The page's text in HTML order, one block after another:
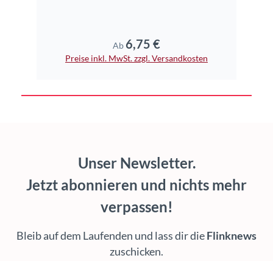
Regulärer Preis:
Ab 6,75 €
Preise inkl. MwSt. zzgl. Versandkosten
Unser Newsletter.
Jetzt abonnieren und nichts mehr
verpassen!
Bleib auf dem Laufenden und lass dir dieFlinknews
zuschicken.